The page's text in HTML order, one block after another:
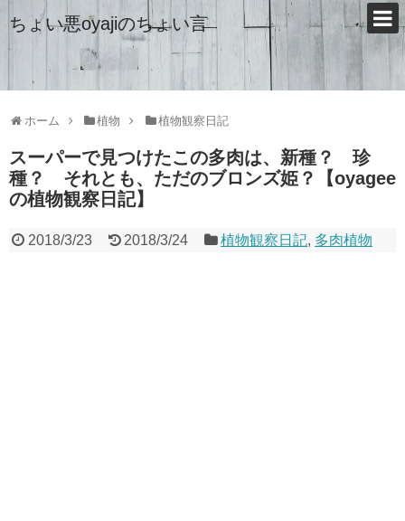
ちょい悪oyajiのちょい言
ホーム 植物 植物観察日記
スーパーで見つけたこの多肉は、新種？ 珍
種？ それとも、ただのブロンズ姫？【oyagee
の植物観察日記】
2018/3/23 2018/3/24 植物観察日記, 多肉植物